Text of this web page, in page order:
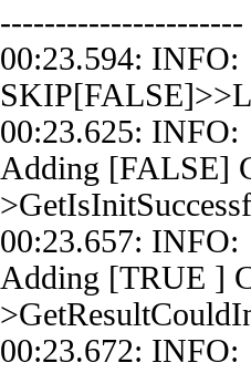
----------------------
00:23.594:
00:23.625:
Adding [FALSE]
00:23.657:
Adding [TRUE ]
00:23.672: